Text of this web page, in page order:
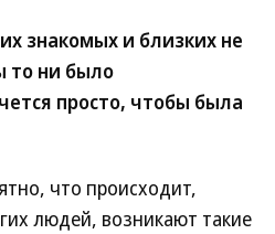
знакомых и близких не
то ни было
просто, чтобы была
что происходит,
людей, возникают такие